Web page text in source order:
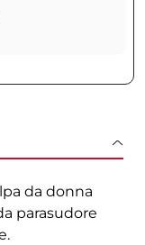
da donna
parasudore